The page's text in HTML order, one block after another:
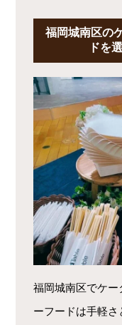
福岡城南区の
ドを
福岡城南区でケ
ーフードは手軽さ